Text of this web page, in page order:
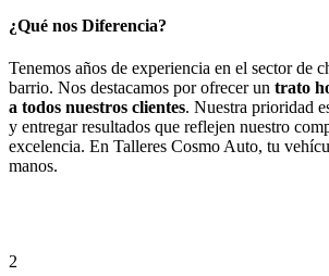
¿Qué nos Diferencia?
Tenemos años de experiencia en el sector de
barrio. Nos destacamos por ofrecer un trato
a todos nuestros clientes. Nuestra prioridad
y entregar resultados que reflejen nuestro
excelencia. En Talleres Cosmo Auto, tu
manos.
2